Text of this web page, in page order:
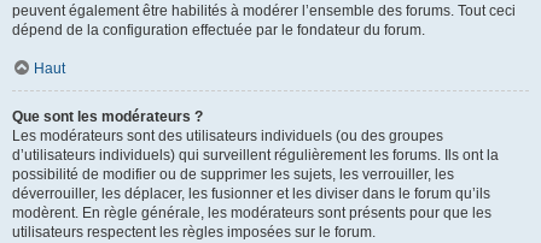
peuvent également être habilités à modérer l’ensemble des forums. Tout ceci
dépend de la configuration effectuée par le fondateur du forum.
Haut
Que sont les modérateurs ?
Les modérateurs sont des utilisateurs individuels (ou des groupes
d’utilisateurs individuels) qui surveillent régulièrement les forums. Ils ont la
possibilité de modifier ou de supprimer les sujets, les verrouiller, les
déverrouiller, les déplacer, les fusionner et les diviser dans le forum qu’ils
modèrent. En règle générale, les modérateurs sont présents pour que les
utilisateurs respectent les règles imposées sur le forum.